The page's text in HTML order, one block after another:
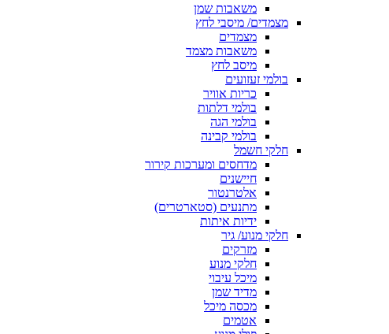
משאבות שמן
מצמדים/ מיסבי לחץ
מצמדים
משאבות מצמד
מיסב לחץ
בולמי זעזועים
כריות אוויר
בולמי דלתות
בולמי הגה
בולמי קבינה
חלקי חשמל
מדחסים ומערכות קירור
חיישנים
אלטרנטור
מתנעים (סטארטרים)
ידיות איתות
חלקי מנוע/ גיר
מזרקים
חלקי מנוע
מיכל עיבוי
מדיד שמן
מכסה מיכל
אטמים